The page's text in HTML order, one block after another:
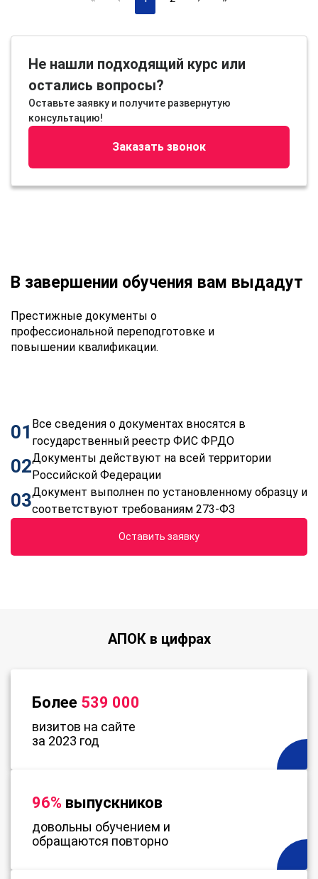
Не нашли подходящий курс или
остались вопросы?
Оставьте заявку и получите развернутую
консультацию!
Заказать звонок
В завершении обучения вам выдадут
Престижные документы о
профессиональной переподготовке и
повышении квалификации.
01 Все сведения о документах вносятся в
государственный реестр ФИС ФРДО
02Документы действуют на всей территории
Российской Федерации
03Документ выполнен по установленному образцу и
соответствуют требованиям 273-ФЗ
Оставить заявку
АПОК в цифрах
Более 539 000
визитов на сайте
за 2023 год
96% выпускников
довольны обучением и
обращаются повторно